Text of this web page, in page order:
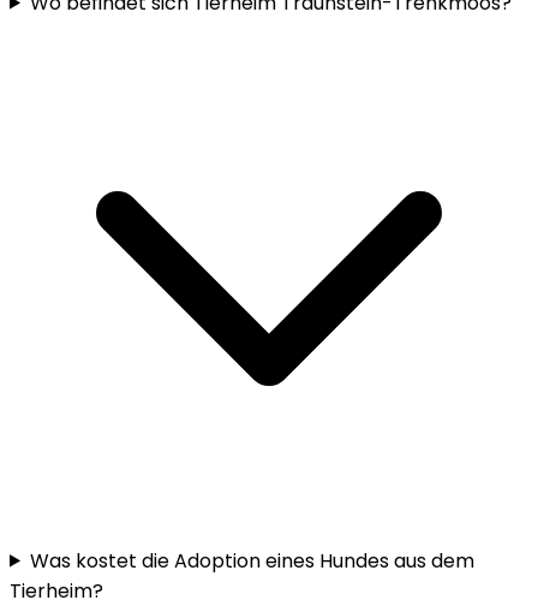
Was kostet die Adoption eines Hundes aus dem
Tierheim?